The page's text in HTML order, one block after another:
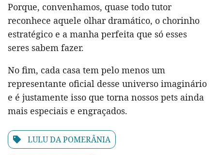
Porque, convenhamos, quase todo tutor
reconhece aquele olhar dramático, o chorinho
estratégico e a manha perfeita que só esses
seres sabem fazer.
No fim, cada casa tem pelo menos um
representante oficial desse universo imaginário
e é justamente isso que torna nossos pets ainda
mais especiais e engraçados.
LULU DA POMERÂNIA